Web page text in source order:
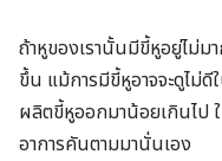
ถ้าหูของเรานั้นมีขี้หูอยู่ไม่ม
ขึ้น แม้การมีขี้หูอาจจะดูไม่ดี
ผลิตขี้หูออกมาน้อยเกินไป
อาการคันตามมานั่นเอง